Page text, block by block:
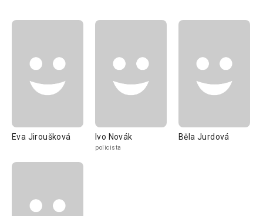
Eva Jiroušková Ivo Novák
policista
Běla Jurdová